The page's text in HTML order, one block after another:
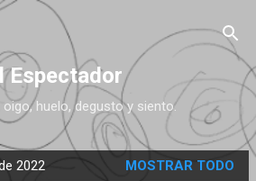
contenido principal
Espectador
oigo, huelo, degusto y siento.
2022 MOSTRAR TODO